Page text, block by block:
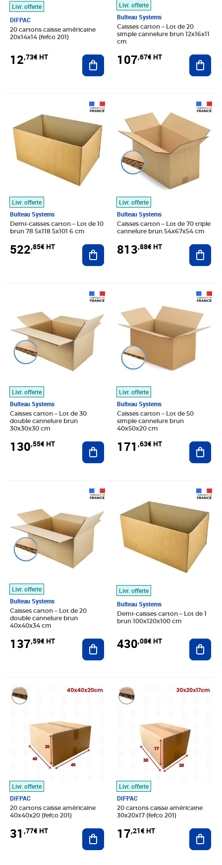
Livr. offerte
DIFPAC
20 cartons caisse américaine
20x14x14 (fefco 201)
12,73€ HT Ajouter au panier
Livr. offerte
Bulteau Systems
Caisses carton – Lot de 20
simple cannelure brun 12x16x11
cm
107,67€ HT
Livr. offerte
Bulteau Systems
Demi-caisses carton – Lot de 10
brun 78 5x118 5x101 6 cm
522,85€ HT Ajouter au panier
Livr. offerte
Bulteau Systems
Caisses carton – Lot de 70 triple
cannelure brun 54x67x54 cm
813,88€ HT
Livr. offerte
Bulteau Systems
Caisses carton – Lot de 30
double cannelure brun
30x30x30 cm
130,55€ HT Ajouter au panier
Livr. offerte
Bulteau Systems
Caisses carton – Lot de 50
simple cannelure brun
40x50x20 cm
171 ,63€ HT
Livr. offerte
Bulteau Systems
Caisses carton – Lot de 20
double cannelure brun
40x40x34 cm
137,59€ HT Ajouter au panier
Livr. offerte
Bulteau Systems
Demi-caisses carton – Lot de 1
brun 100x120x100 cm
430,08€ HT
Livr. offerte
DIFPAC
20 cartons caisse américaine
40x40x20 (fefco 201)
31 ,77€ HT
Prix 31,77€ HT
Ajouter au panier
Livr. offerte
DIFPAC
20 cartons caisse américaine
30x20x17 (fefco 201)
17,21€ HT
Prix 17,21€ HT